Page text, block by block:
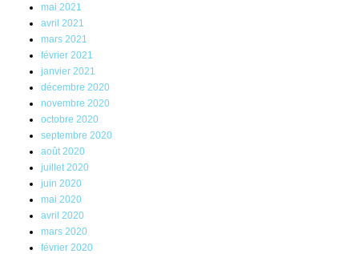
mai 2021
avril 2021
mars 2021
février 2021
janvier 2021
décembre 2020
novembre 2020
octobre 2020
septembre 2020
août 2020
juillet 2020
juin 2020
mai 2020
avril 2020
mars 2020
février 2020